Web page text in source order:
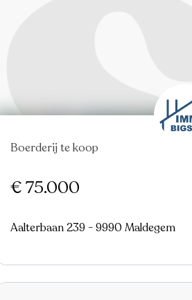
Nieuw
Boerderij te koop
€ 75.000
Aalterbaan 239 - 9990 Maldegem